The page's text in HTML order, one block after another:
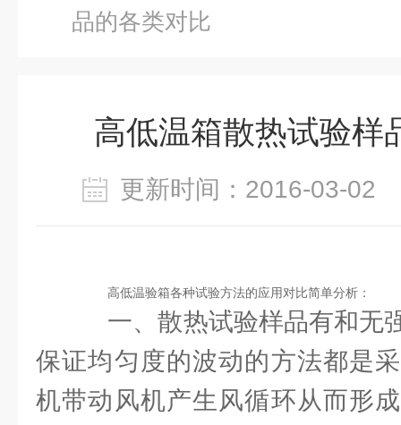
品的各类对比
高低温箱散热试验样
更新时间：2016-03-
高低温验箱各种试验方法的应用对比简单分析：
一、散热试验样品有和无
保证均匀度的波动的方法都是
机带动风机产生风循环从而形